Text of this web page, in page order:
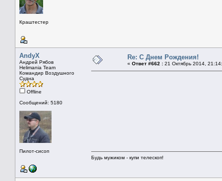
Краштестер
AndyX
Андрей Рябов
Helimania Team
Командир Воздушного
Судна
Offline
Сообщений: 5180
Пилот-сисоп
Re: С Днем Рождения!
« Ответ #662 : 21 Октябрь 2014,
Будь мужиком - купи телескоп!